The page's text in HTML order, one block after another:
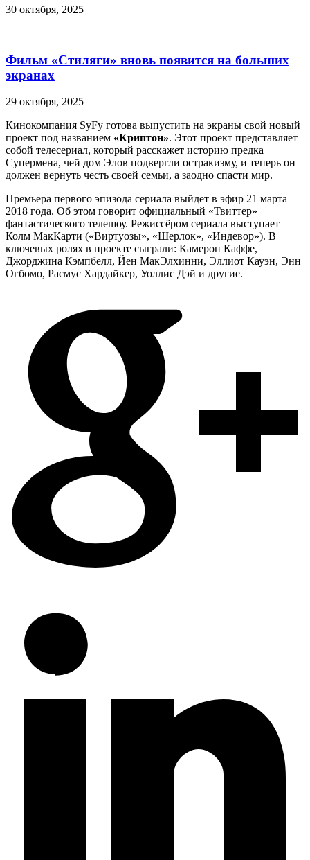
30 октября, 2025
Фильм «Стиляги» вновь появится на больших
экранах
29 октября, 2025
Кинокомпания SyFy готова выпустить на экраны свой новый
проект под названием «Криптон». Этот проект представляет
собой телесериал, который расскажет историю предка
Супермена, чей дом Элов подвергли остракизму, и теперь он
должен вернуть честь своей семьи, а заодно спасти мир.
Премьера первого эпизода сериала выйдет в эфир 21 марта
2018 года. Об этом говорит официальный «Твиттер»
фантастического телешоу. Режиссёром сериала выступает
Колм МакКарти («Виртуозы», «Шерлок», «Индевор»). В
ключевых ролях в проекте сыграли: Камерон Каффе,
Джорджина Кэмпбелл, Йен МакЭлхинни, Эллиот Кауэн, Энн
Огбомо, Расмус Хардайкер, Уоллис Дэй и другие.